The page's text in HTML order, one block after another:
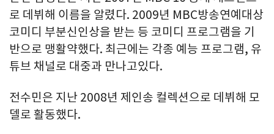
로 데뷔해 이름을 알렸다. 2009년 MBC방송연예대상
코미디 부분신인상을 받는 등 코미디 프로그램을 기
반으로 맹활약했다. 최근에는 각종 예능 프로그램, 유
튜브 채널로 대중과 만나고있다.
전수민은 지난 2008년 제인송 컬렉션으로 데뷔해 모
델로 활동했다.